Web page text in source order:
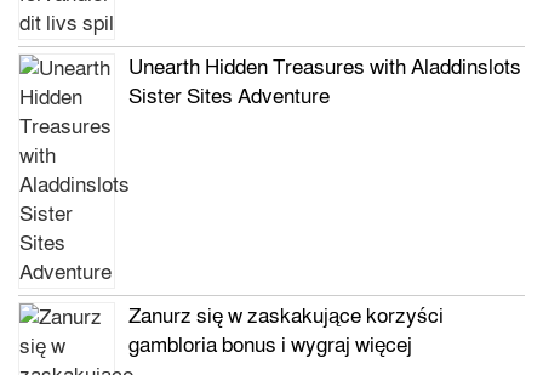
Unearth Hidden Treasures with Aladdinslots
Sister Sites Adventure
Zanurz się w zaskakujące korzyści
gambloria bonus i wygraj więcej